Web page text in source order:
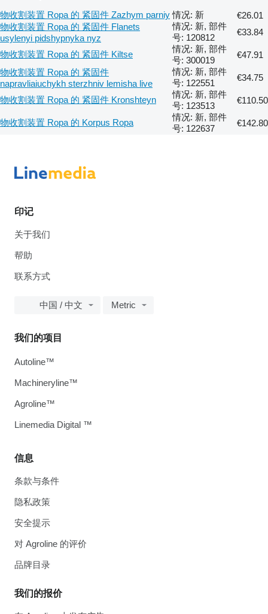
物收割装置 Ropa 的 紧固件 Zazhym parniy 情况: 新
€26.01
物收割装置 Ropa 的 紧固件 Flanets
usylenyi pidshypnyka nyz
情况: 新, 部件
号: 120812
€33.84
物收割装置 Ropa 的 紧固件 Kiltse
情况: 新, 部件
号: 300019
€47.91
物收割装置 Ropa 的 紧固件
napravliaiuchykh sterzhniv lemisha live
情况: 新, 部件
号: 122551
€34.75
物收割装置 Ropa 的 紧固件 Kronshteyn
情况: 新, 部件
号: 123513
€110.50
物收割装置 Ropa 的 Korpus Ropa
情况: 新, 部件
号: 122637
€142.80
印记
关于我们
帮助
联系方式
中国 / 中文 Metric
信息
条款与条件
隐私政策
安全提示
对 Agroline 的评价
品牌目录
我们的报价
我们的项目
Autoline™
Machineryline™
Agroline™
Linemedia Digital ™